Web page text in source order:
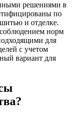
решениями в
по
и отделке.
соблюдением норм
для
с учетом
вариант для